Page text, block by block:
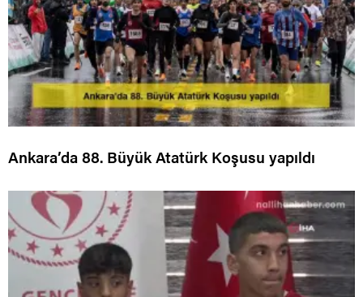
Ankara’da 88. Büyük Atatürk Koşusu yapıldı